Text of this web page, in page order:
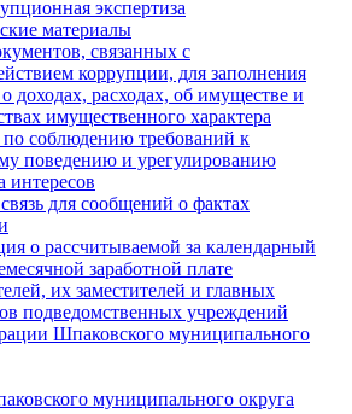
экспертиза
материалы
связанных с
коррупции, для заполнения
доходах, расходах, об имуществе и
имущественного характера
соблюдению требований к
поведению и урегулированию
интересов
для сообщений о фактах
о рассчитываемой за календарный
заработной плате
их заместителей и главных
подведомственных учреждений
Шпаковского муниципального
муниципального округа